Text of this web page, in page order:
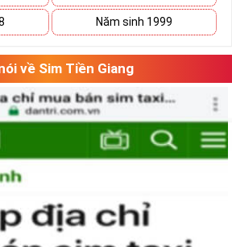
Năm sinh 1999
về Sim Tiền Giang